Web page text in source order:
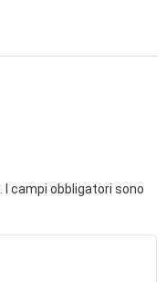
I campi obbligatori sono